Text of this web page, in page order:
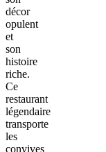
décor
opulent
et
son
histoire
riche.
Ce
restaurant
légendaire
transporte
les
convives